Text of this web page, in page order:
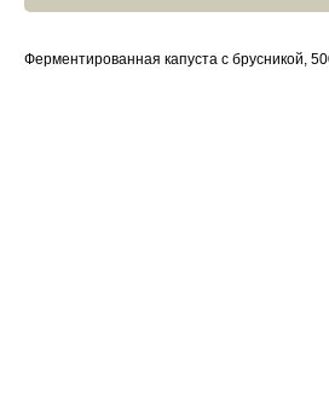
Ферментированная капуста с брусникой,